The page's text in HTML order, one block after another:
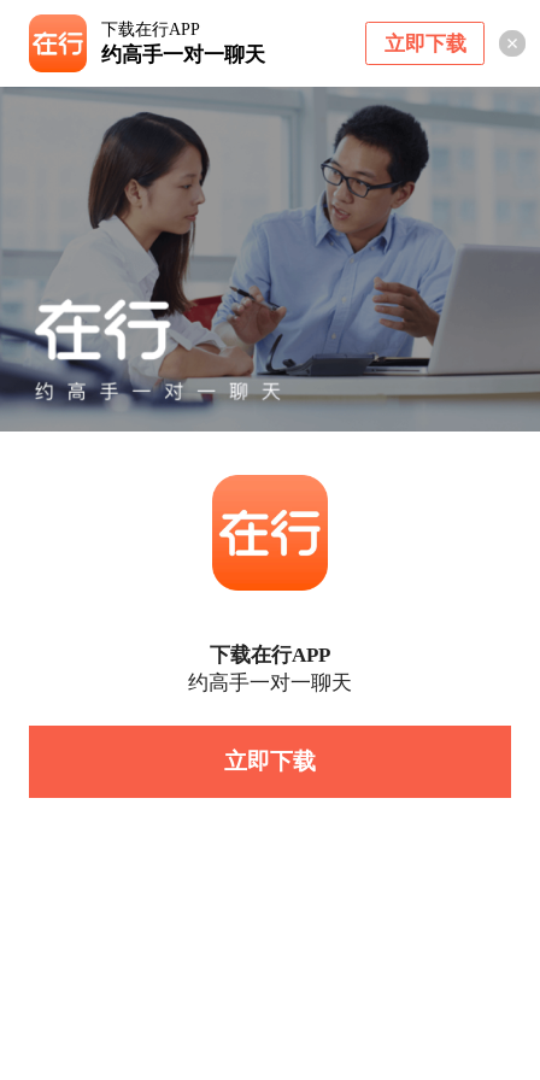
下载在行APP
约高手一对一聊天 立即下载
下载在行APP
约高手一对一聊天
立即下载